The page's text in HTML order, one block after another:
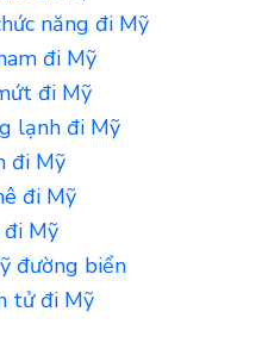
năng đi Mỹ
đi Mỹ
đi Mỹ
lạnh đi Mỹ
đi Mỹ
đi Mỹ
Mỹ
đường biển
tử đi Mỹ